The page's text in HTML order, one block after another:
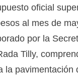
oficial
al mes de
por la
Tilly,
la pavimentación